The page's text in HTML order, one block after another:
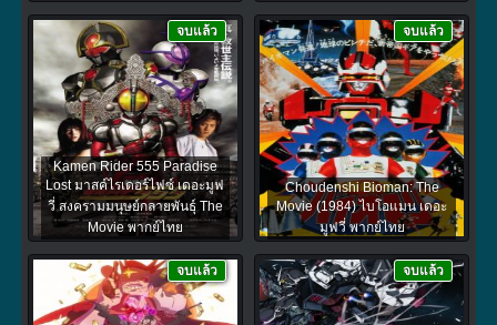
Kamen Rider 555 Paradise
Lost มาสค์ไรเดอร์ไฟซ์ เดอะมูฟ
วี่ สงครามมนุษย์กลายพันธุ์ The
Movie พากย์ไทย
จบแล้ว
Choudenshi Bioman: The
Movie (1984) ไบโอแมน เดอะ
มูฟวี่ พากย์ไทย
จบแล้ว
จบแล้ว จบแล้ว